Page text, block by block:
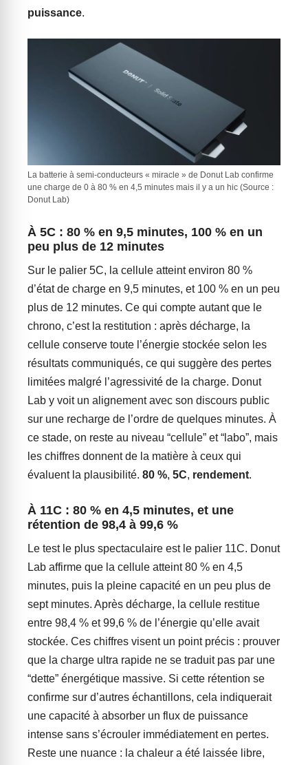
puissance.
La batterie à semi-conducteurs « miracle » de Donut Lab confirme
une charge de 0 à 80 % en 4,5 minutes mais il y a un hic (Source :
Donut Lab)
À 5C : 80 % en 9,5 minutes, 100 % en un
peu plus de 12 minutes
Sur le palier 5C, la cellule atteint environ 80 %
d’état de charge en 9,5 minutes, et 100 % en un peu
plus de 12 minutes. Ce qui compte autant que le
chrono, c’est la restitution : après décharge, la
cellule conserve toute l’énergie stockée selon les
résultats communiqués, ce qui suggère des pertes
limitées malgré l’agressivité de la charge. Donut
Lab y voit un alignement avec son discours public
sur une recharge de l’ordre de quelques minutes. À
ce stade, on reste au niveau “cellule” et “labo”, mais
les chiffres donnent de la matière à ceux qui
évaluent la plausibilité. 80 %, 5C, rendement.
À 11C : 80 % en 4,5 minutes, et une
rétention de 98,4 à 99,6 %
Le test le plus spectaculaire est le palier 11C. Donut
Lab affirme que la cellule atteint 80 % en 4,5
minutes, puis la pleine capacité en un peu plus de
sept minutes. Après décharge, la cellule restitue
entre 98,4 % et 99,6 % de l’énergie qu’elle avait
stockée. Ces chiffres visent un point précis : prouver
que la charge ultra rapide ne se traduit pas par une
“dette” énergétique massive. Si cette rétention se
confirme sur d’autres échantillons, cela indiquerait
une capacité à absorber un flux de puissance
intense sans s’écrouler immédiatement en pertes.
Reste une nuance : la chaleur a été laissée libre,